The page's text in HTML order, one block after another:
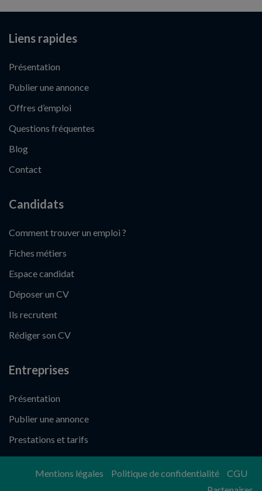
Liens rapides
Présentation
Publier une annonce
Offres d’emploi
Questions fréquentes
Blog
Contact
Candidats
Comment trouver un emploi ?
Fiches métiers
Espace candidat
Déposer un CV
Ils recrutent
Rédiger son CV
Entreprises
Présentation
Publier une annonce
Prestations et tarifs
Mentions légales Politique de confidentialité
CGU